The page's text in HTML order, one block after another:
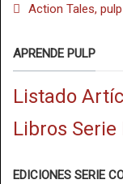
Action Tales,
APRENDE PULP
Listado
Libros Serie
EDICIONES SERIE